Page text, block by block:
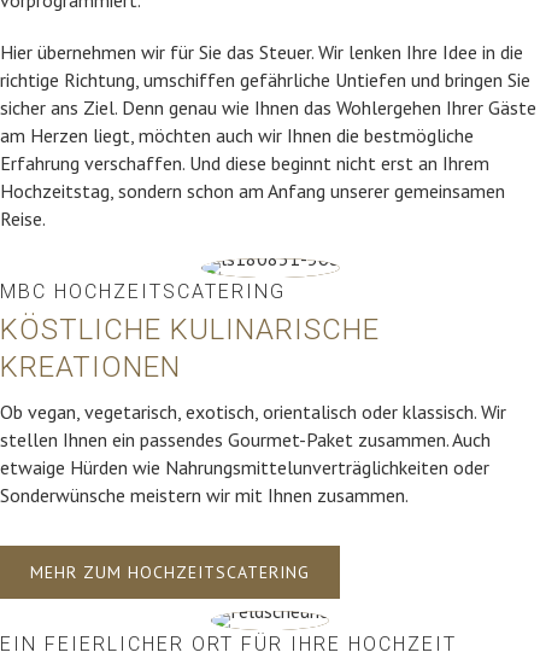
Hier übernehmen wir für Sie das Steuer. Wir lenken Ihre Idee in die
richtige Richtung, umschiffen gefährliche Untiefen und bringen Sie
sicher ans Ziel. Denn genau wie Ihnen das Wohlergehen Ihrer Gäste
am Herzen liegt, möchten auch wir Ihnen die bestmögliche
Erfahrung verschaffen. Und diese beginnt nicht erst an Ihrem
Hochzeitstag, sondern schon am Anfang unserer gemeinsamen
Reise.
MBC HOCHZEITSCATERING
KÖSTLICHE KULINARISCHE
KREATIONEN
Ob vegan, vegetarisch, exotisch, orientalisch oder klassisch. Wir
stellen Ihnen ein passendes Gourmet-Paket zusammen. Auch
etwaige Hürden wie Nahrungsmittelunverträglichkeiten oder
Sonderwünsche meistern wir mit Ihnen zusammen.
MEHR ZUM HOCHZEITSCATERING
EIN FEIERLICHER ORT FÜR IHRE HOCHZEIT